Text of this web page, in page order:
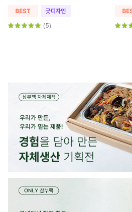
(466)